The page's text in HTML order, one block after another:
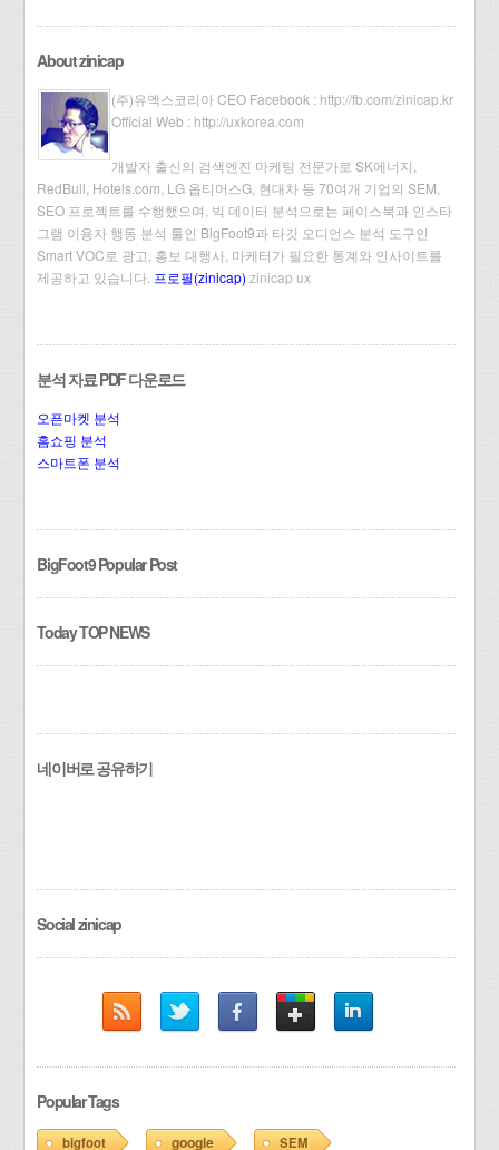
About zinicap
(주)유엑스코리아 CEO Facebook : http://fb.com/zinicap.kr
Official Web : http://uxkorea.com
개발자 출신의 검색엔진 마케팅 전문가로 SK에너지,
RedBull, Hotels.com, LG 옵티머스G, 현대차 등 70여개 기업의 SEM,
SEO 프로젝트를 수행했으며, 빅 데이터 분석으로는 페이스북과 인스타
그램 이용자 행동 분석 툴인 BigFoot9과 타깃 오디언스 분석 도구인
Smart VOC로 광고, 홍보 대행사, 마케터가 필요한 통계와 인사이트를
제공하고 있습니다. 프로필(zinicap) zinicap ux
분석 자료 PDF 다운로드
오픈마켓 분석
홈쇼핑 분석
스마트폰 분석
BigFoot9 Popular Post
Today TOP NEWS
네이버로 공유하기
Social zinicap
Popular Tags
bigfoot google SEM